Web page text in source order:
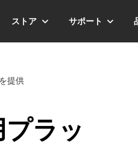
ストア サポート
提供
ラッ